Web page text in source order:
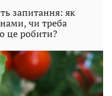
запитання: як
чи треба
це робити?